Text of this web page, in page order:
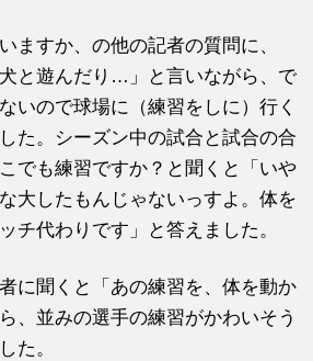
ますか、の他の記者の質問に、
犬と遊んだり…」と言いながら、で
いので球場に（練習をしに）行く
た。シーズン中の試合と試合の合
でも練習ですか？と聞くと「いや
大したもんじゃないっすよ。体を
チ代わりです」と答えました。
に聞くと「あの練習を、体を動か
、並みの選手の練習がかわいそう
た。